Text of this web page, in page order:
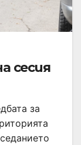
сесия
за